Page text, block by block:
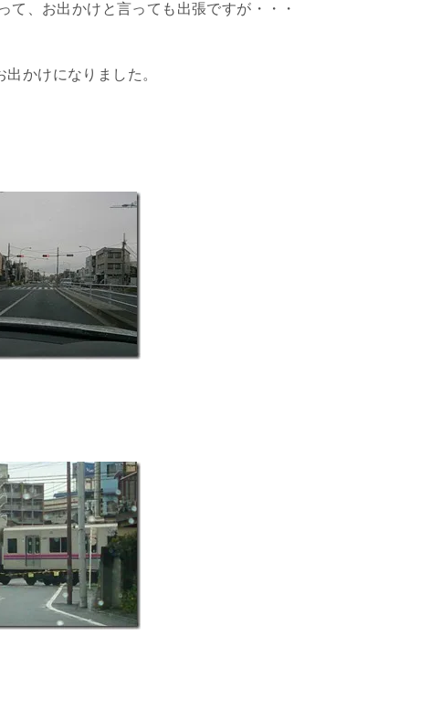
て、お出かけと言っても出張ですが・・・
出かけになりました。